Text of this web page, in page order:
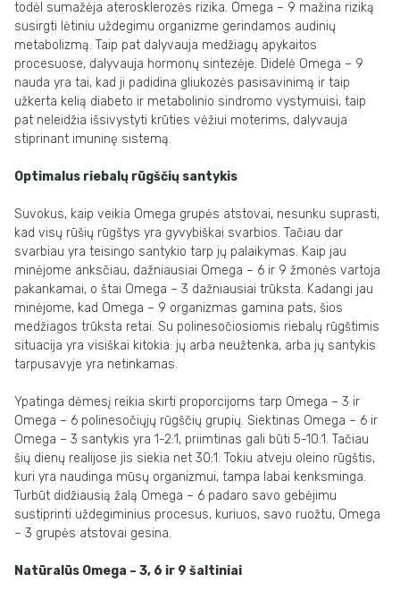
todėl sumažėja aterosklerozės rizika. Omega – 9 mažina riziką
susirgti lėtiniu uždegimu organizme gerindamos audinių
metabolizmą. Taip pat dalyvauja medžiagų apykaitos
procesuose, dalyvauja hormonų sintezėje. Didelė Omega – 9
nauda yra tai, kad ji padidina gliukozės pasisavinimą ir taip
užkerta kelią diabeto ir metabolinio sindromo vystymuisi, taip
pat neleidžia išsivystyti krūties vėžiui moterims, dalyvauja
stiprinant imuninę sistemą.
Optimalus riebalų rūgščių santykis
Suvokus, kaip veikia Omega grupės atstovai, nesunku suprasti,
kad visų rūšių rūgštys yra gyvybiškai svarbios. Tačiau dar
svarbiau yra teisingo santykio tarp jų palaikymas. Kaip jau
minėjome anksčiau, dažniausiai Omega – 6 ir 9 žmonės vartoja
pakankamai, o štai Omega – 3 dažniausiai trūksta. Kadangi jau
minėjome, kad Omega – 9 organizmas gamina pats, šios
medžiagos trūksta retai. Su polinesočiosiomis riebalų rūgštimis
situacija yra visiškai kitokia: jų arba neužtenka, arba jų santykis
tarpusavyje yra netinkamas.
Ypatinga dėmesį reikia skirti proporcijoms tarp Omega – 3 ir
Omega – 6 polinesočiųjų rūgščių grupių. Siektinas Omega – 6 ir
Omega – 3 santykis yra 1-2:1, priimtinas gali būti 5-10:1. Tačiau
šių dienų realijose jis siekia net 30:1. Tokiu atveju oleino rūgštis,
kuri yra naudinga mūsų organizmui, tampa labai kenksminga.
Turbūt didžiausią žalą Omega – 6 padaro savo gebėjimu
sustiprinti uždegiminius procesus, kuriuos, savo ruožtu, Omega
– 3 grupės atstovai gesina.
Natūralūs Omega – 3, 6 ir 9 šaltiniai